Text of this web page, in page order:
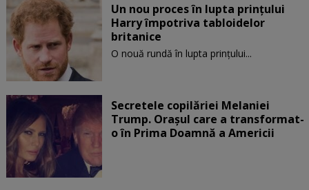
Un nou proces în lupta prinţului
Harry împotriva tabloidelor
britanice
O nouă rundă în lupta prinţului...
Secretele copilăriei Melaniei
Trump. Orașul care a transformat-
o în Prima Doamnă a Americii